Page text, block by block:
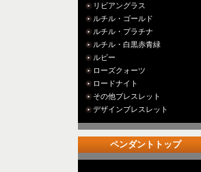
リビアングラス
ルチル・ゴールド
ルチル・プラチナ
ルチル・白黒赤青緑
ルビー
ローズクォーツ
ロードナイト
その他ブレスレット
デザインブレスレット
ペンダントトップ